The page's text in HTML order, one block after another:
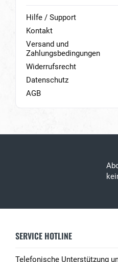
Hilfe / Support
Kontakt
Versand und
Zahlungsbedingungen
Widerrufsrecht
Datenschutz
AGB
SERVICE HOTLINE
Telefonische Unterstützung